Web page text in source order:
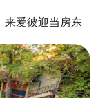
来爱彼迎当房东